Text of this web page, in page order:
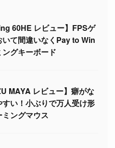
60HE レビュー】FPSゲ
いて間違いなくPay to Win
グキーボード
MAYA レビュー】癖がな
すい！小ぶりで万人受け形
ングマウス